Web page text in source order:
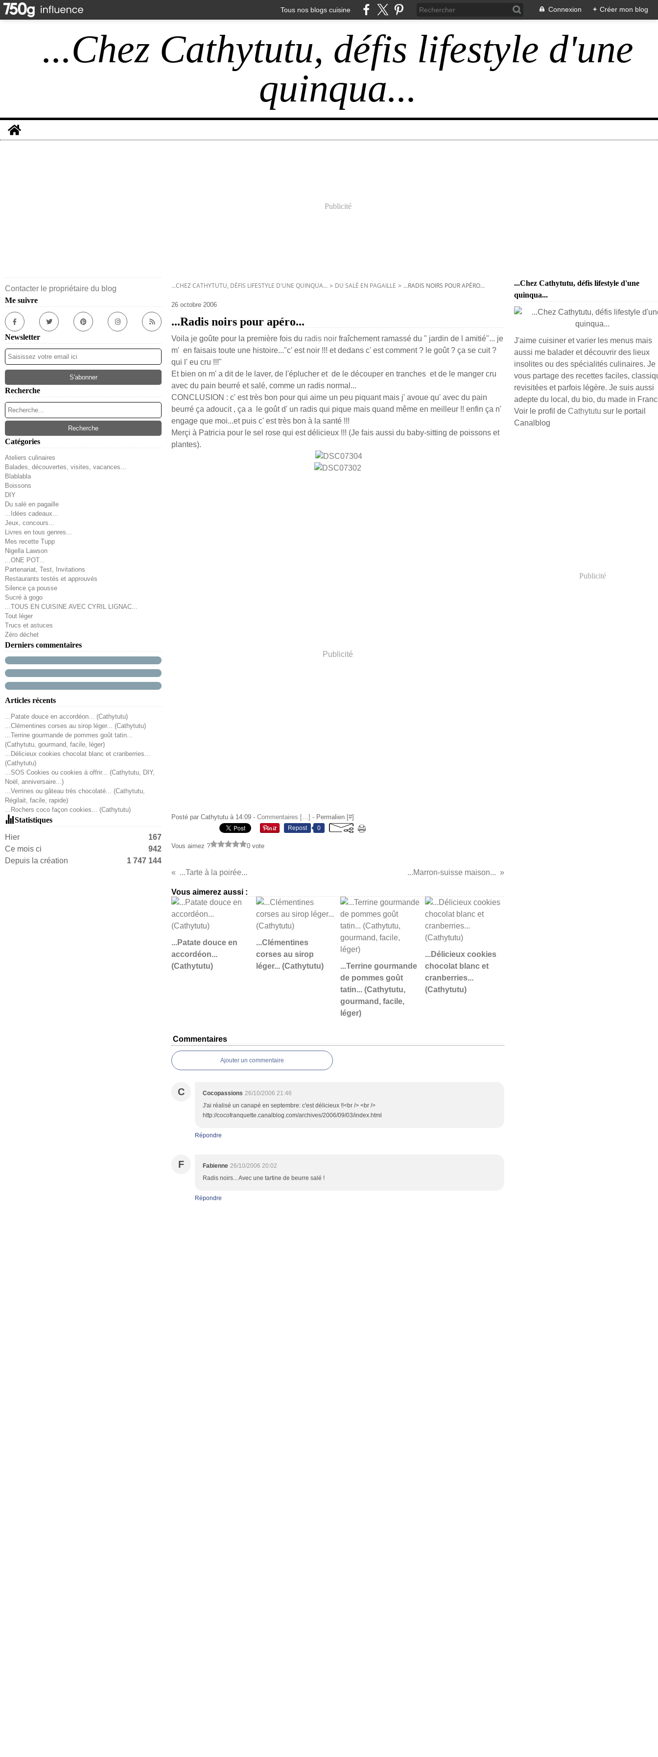
Tous nos blogs cuisine Connexion + Créer mon blog
...Chez Cathytutu, défis lifestyle d'une
quinqua...
Home
Publicité
Contacter le propriétaire du blog
Me suivre
Newsletter
Recherche
Catégories
Ateliers culinaires
Balades, découvertes, visites, vacances...
Blablabla
Boissons
DIY
Du salé en pagaille
...Idées cadeaux...
Jeux, concours...
Livres en tous genres...
Mes recette Tupp
Nigella Lawson
...ONE POT...
Partenariat, Test, Invitations
Restaurants testés et approuvés
Silence ça pousse
Sucré à gogo
...TOUS EN CUISINE AVEC CYRIL LIGNAC...
Tout léger
Trucs et astuces
Zéro déchet
Derniers commentaires
Articles récents
...Patate douce en accordéon... (Cathytutu)
...Clémentines corses au sirop léger... (Cathytutu)
...Terrine gourmande de pommes goût tatin...
(Cathytutu, gourmand, facile, léger)
...Délicieux cookies chocolat blanc et cranberries...
(Cathytutu)
...SOS Cookies ou cookies à offrir... (Cathytutu, DIY,
Noël, anniversaire...)
...Verrines ou gâteau très chocolaté... (Cathytutu,
Régilait, facile, rapide)
...Rochers coco façon cookies... (Cathytutu)
Statistiques
Hier
167
Ce mois ci
942
Depuis la création
1 747 144
...CHEZ CATHYTUTU, DÉFIS LIFESTYLE D'UNE QUINQUA... > DU SALÉ EN PAGAILLE > ...RADIS NOIRS POUR APÉRO...
26 octobre 2006
...Radis noirs pour apéro...
Voila je goûte pour la première fois du radis noir fraîchement ramassé du " jardin de l amitié"... je
m' en faisais toute une histoire..."c' est noir !!! et dedans c' est comment ? le goût ? ça se cuit ?
qui l' eu cru !!!"
Et bien on m' a dit de le laver, de l'éplucher et de le découper en tranches et de le manger cru
avec du pain beurré et salé, comme un radis normal...
CONCLUSION : c' est très bon pour qui aime un peu piquant mais j' avoue qu' avec du pain
beurré ça adoucit , ça a le goût d' un radis qui pique mais quand même en meilleur !! enfin ça n'
engage que moi...et puis c' est très bon à la santé !!!
Merçi à Patricia pour le sel rose qui est délicieux !!! (Je fais aussi du baby-sitting de poissons et
plantes).
Publicité
Posté par Cathytutu à 14:09 - Commentaires […] - Permalien [#]
Repost 0
Vous aimez ? 0 vote
...Tarte à la poirée... ...Marron-suisse maison...
Vous aimerez aussi :
...Patate douce en
accordéon...
(Cathytutu)
...Clémentines
corses au sirop
léger... (Cathytutu)
...Terrine gourmande
de pommes goût
tatin... (Cathytutu,
gourmand, facile,
léger)
...Délicieux cookies
chocolat blanc et
cranberries...
(Cathytutu)
Commentaires
Ajouter un commentaire
C Cocopassions 26/10/2006 21:46
J'ai réalisé un canapé en septembre: c'est délicieux !!<br /> <br />
http://cocofranquette.canalblog.com/archives/2006/09/03/index.html
Répondre
F Fabienne 26/10/2006 20:02
Radis noirs... Avec une tartine de beurre salé !
Répondre
...Chez Cathytutu, défis lifestyle d'une
quinqua...
J'aime cuisiner et varier les menus mais
aussi me balader et découvrir des lieux
insolites ou des spécialités culinaires. Je
vous partage des recettes faciles,
revisitées et parfois légère. Je suis aussi
adepte du local, du bio, du made in
Voir le profil de Cathytutu sur le portail
Canalblog
Publicité